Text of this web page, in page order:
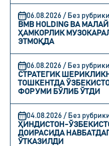
06.08.2026 / Без рубрики
BMB HOLDING ВА
ҲАМКОРЛИК
ЭТМОҚДА
06.08.2026 / Без рубрики
СТРАТЕГИК
ТОШКЕНТДА
ФОРУМИ БЎЛИБ ЎТДИ
04.08.2026 / Без
ҲИНДИСТОН-
ДОИРАСИДА
ЎТКАЗИЛДИ